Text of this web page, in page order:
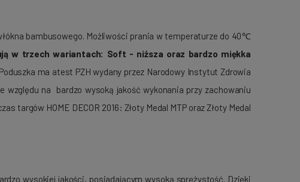
bambusowego. Możliwości prania w temperaturze do 40℃
w trzech wariantach: Soft - niższa oraz bardzo miękka
Poduszka ma atest PZH wydany przez Narodowy Instytut Zdrowia
względu na bardzo wysoką jakość wykonania przy zachowaniu
targów HOME DECOR 2016: Złoty Medal MTP oraz Złoty Medal
wysokiej jakości, posiadającym wysoką sprężystość. Dzięki